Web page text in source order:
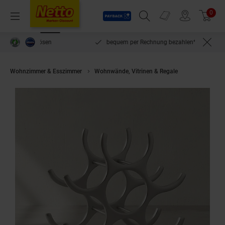
Menü
Payback
Suchfeld einblenden
Prospekte 0
bequem per Rechnung bezahlen***
Wohnzimmer & Esszimmer Wohnwände, Vitrinen & Regale